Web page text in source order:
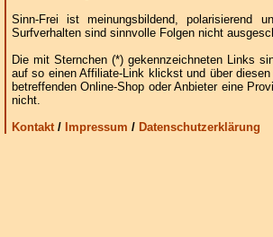
Sinn-Frei ist meinungsbildend, polarisierend
Surfverhalten sind sinnvolle Folgen nicht
Die mit Sternchen (*) gekennzeichneten Links
auf so einen Affiliate-Link klickst und über
betreffenden Online-Shop oder Anbieter eine
nicht.
Kontakt/ Impressum / Datenschutzerklärung